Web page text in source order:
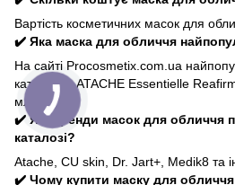
Вартість косметичних масок для
✔️ Яка маска для обличчя
На сайті Procosmetix.com.ua
категорії -ATACHE Essentielle
мл
✔️ Які бренди масок для обличчя
каталозі?
Atache, CU skin, Dr. Jart+, Medik8 та
✔️ Чому купити маску для обличчя